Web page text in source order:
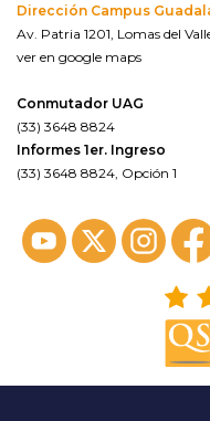
Dirección Campus
Av. Patria 1201, Lomas del
ver en google maps
Conmutador UAG
(33) 3648 8824
Informes 1er. Ingreso
(33) 3648 8824, Opción 1